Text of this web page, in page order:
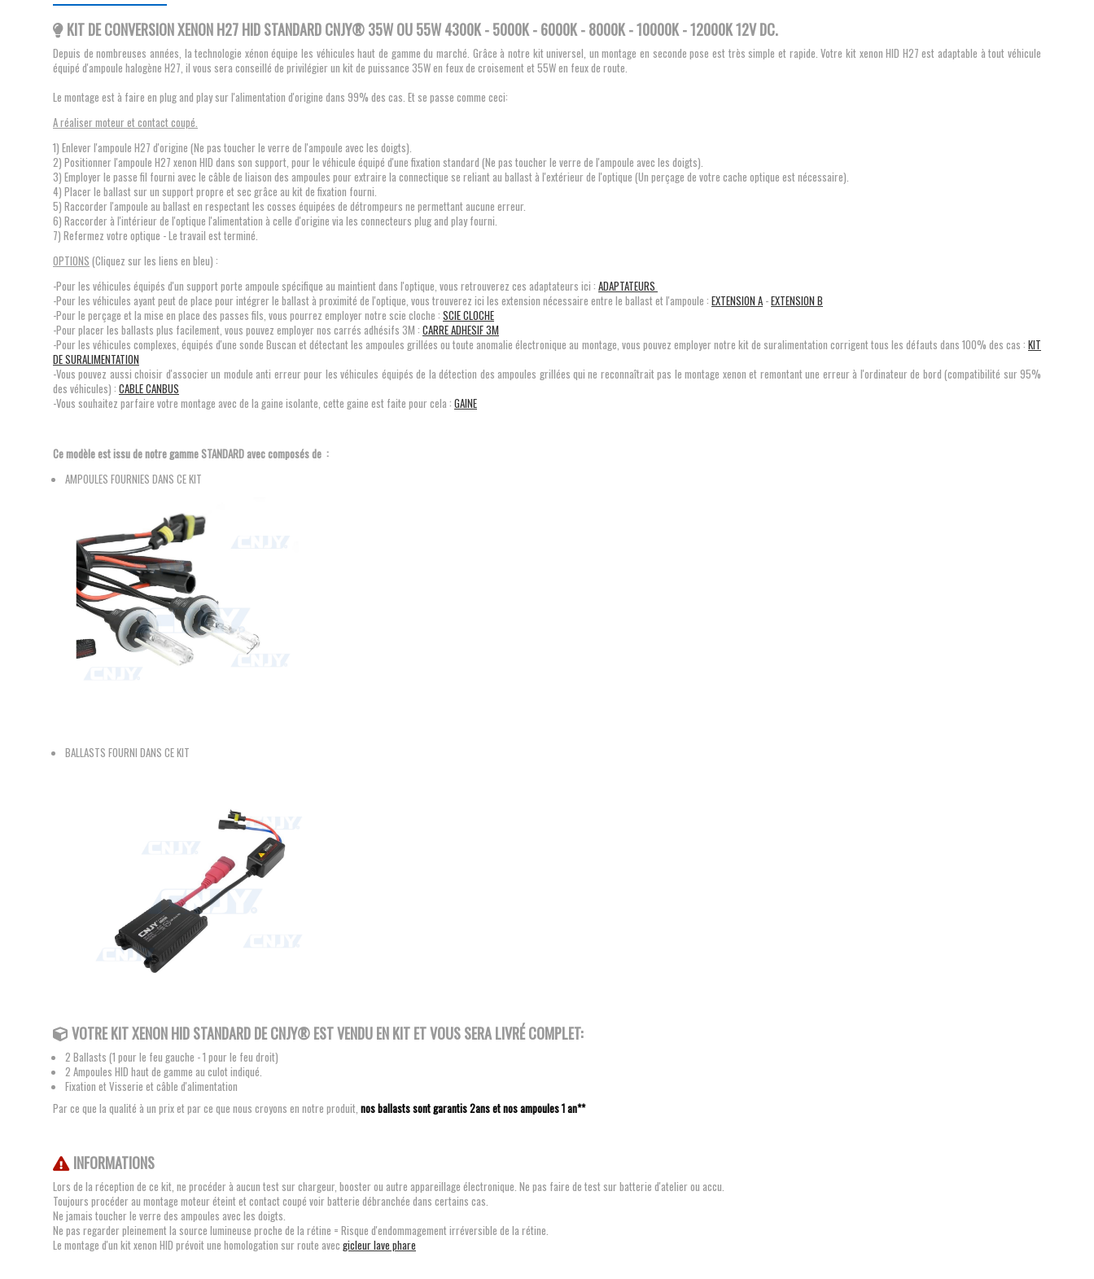
KIT DE CONVERSION XENON H27 HID STANDARD CNJY® 35W OU 55W 4300K - 5000K - 6000K - 8000K - 10000K - 12000K 12V DC.
Depuis de nombreuses années, la technologie xénon équipe les véhicules haut de gamme du marché. Grâce à notre kit universel, un montage en seconde pose est très simple et rapide. Votre kit xenon HID H27 est adaptable à tout véhicule
équipé d'ampoule halogène H27, il vous sera conseillé de privilégier un kit de puissance 35W en feux de croisement et 55W en feux de route.
Le montage est à faire en plug and play sur l'alimentation d'origine dans 99% des cas. Et se passe comme ceci:
A réaliser moteur et contact coupé.
1) Enlever l'ampoule H27 d'origine (Ne pas toucher le verre de l'ampoule avec les doigts).
2) Positionner l'ampoule H27 xenon HID dans son support, pour le véhicule équipé d'une fixation standard (Ne pas toucher le verre de l'ampoule avec les doigts).
3) Employer le passe fil fourni avec le câble de liaison des ampoules pour extraire la connectique se reliant au ballast à l'extérieur de l'optique (Un perçage de votre cache optique est nécessaire).
4) Placer le ballast sur un support propre et sec grâce au kit de fixation fourni.
5) Raccorder l'ampoule au ballast en respectant les cosses équipées de détrompeurs ne permettant aucune erreur.
6) Raccorder à l'intérieur de l'optique l'alimentation à celle d'origine via les connecteurs plug and play fourni.
7) Refermez votre optique - Le travail est terminé.
OPTIONS (Cliquez sur les liens en bleu) :
-Pour les véhicules équipés d'un support porte ampoule spécifique au maintient dans l'optique, vous retrouverez ces adaptateurs ici : ADAPTATEURS
-Pour les véhicules ayant peut de place pour intégrer le ballast à proximité de l'optique, vous trouverez ici les extension nécessaire entre le ballast et l'ampoule : EXTENSION A -EXTENSION B
-Pour le perçage et la mise en place des passes fils, vous pourrez employer notre scie cloche : SCIE CLOCHE
-Pour placer les ballasts plus facilement, vous pouvez employer nos carrés adhésifs 3M : CARRE ADHESIF 3M
-Pour les véhicules complexes, équipés d'une sonde Buscan et détectant les ampoules grillées ou toute anomalie électronique au montage, vous pouvez employer notre kit de suralimentation corrigent tous les défauts dans 100% des cas : KIT
DE SURALIMENTATION
-Vous pouvez aussi choisir d'associer un module anti erreur pour les véhicules équipés de la détection des ampoules grillées qui ne reconnaîtrait pas le montage xenon et remontant une erreur à l'ordinateur de bord (compatibilité sur 95%
des véhicules) : CABLE CANBUS
-Vous souhaitez parfaire votre montage avec de la gaine isolante, cette gaine est faite pour cela : GAINE
Ce modèle est issu de notre gamme STANDARD avec composés de :
AMPOULES FOURNIES DANS CE KIT
BALLASTS FOURNI DANS CE KIT
VOTRE KIT XENON HID STANDARD DE CNJY® EST VENDU EN KIT ET VOUS SERA LIVRÉ COMPLET:
2 Ballasts (1 pour le feu gauche - 1 pour le feu droit)
2 Ampoules HID haut de gamme au culot indiqué.
Fixation et Visserie et câble d'alimentation
Par ce que la qualité à un prix et par ce que nous croyons en notre produit, nos ballasts sont garantis 2ans et nos ampoules 1 an**
INFORMATIONS
Lors de la réception de ce kit, ne procéder à aucun test sur chargeur, booster ou autre appareillage électronique. Ne pas faire de test sur batterie d'atelier ou accu.
Toujours procéder au montage moteur éteint et contact coupé voir batterie débranchée dans certains cas.
Ne jamais toucher le verre des ampoules avec les doigts.
Ne pas regarder pleinement la source lumineuse proche de la rétine = Risque d'endommagement irréversible de la rétine.
Le montage d'un kit xenon HID prévoit une homologation sur route avec gicleur lave phare